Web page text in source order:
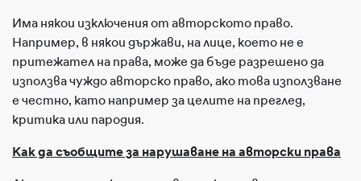
Има някои изключения от авторското право.
Например, в някои държави, на лице, което не е
притежател на права, може да бъде разрешено да
използва чуждо авторско право, ако това използване
е честно, като например за целите на преглед,
критика или пародия.
Как да съобщите за нарушаване на авторски права